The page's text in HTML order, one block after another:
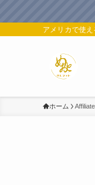
アメリカで使
ホーム